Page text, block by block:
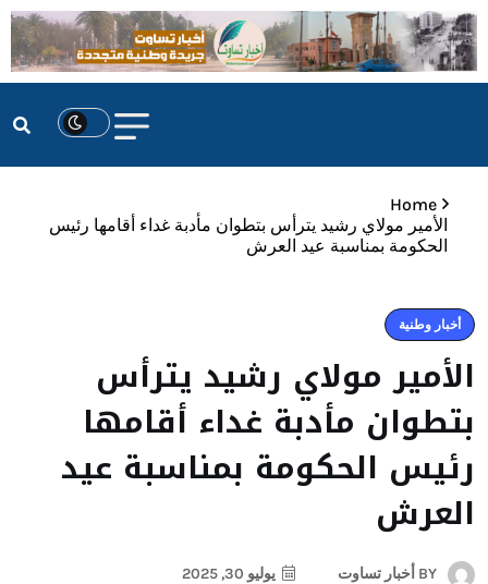
Home
الأمير مولاي رشيد يترأس بتطوان مأدبة غداء أقامها رئيس
الحكومة بمناسبة عيد العرش
أخبار وطنية
الأمير مولاي رشيد يترأس
بتطوان مأدبة غداء أقامها
رئيس الحكومة بمناسبة عيد
العرش
BY أخبار تساوت يوليو 30, 2025